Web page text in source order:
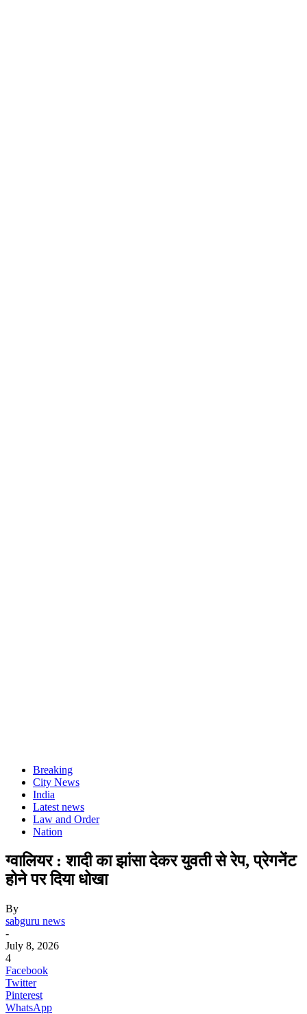
Breaking
City News
India
Latest news
Law and Order
Nation
ग्वालियर : शादी का झांसा देकर युवती से रेप, प्रेगनेंट
होने पर दिया धोखा
By
sabguru news
-
July 8, 2026
4
Facebook
Twitter
Pinterest
WhatsApp